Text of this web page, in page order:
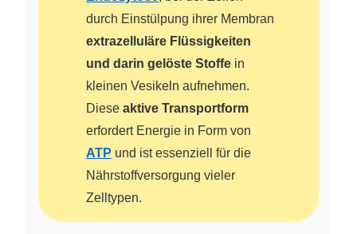
durch Einstülpung ihrer Membran
extrazelluläre Flüssigkeiten
und darin gelöste Stoffe in
kleinen Vesikeln aufnehmen.
Diese aktive Transportform
erfordert Energie in Form von
ATP und ist essenziell für die
Nährstoffversorgung vieler
Zelltypen.